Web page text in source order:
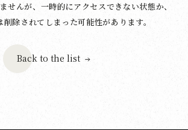
せんが、一時的にアクセスできない状態か、
除されてしまった可能性があります。
Back to the list